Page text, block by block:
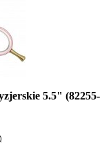
5.5" (82255-